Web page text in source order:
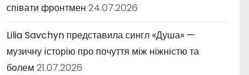
співати фронтмен 24.07.2026
Lilia Savchyn представила сингл «Душа» —
музичну історію про почуття між ніжністю та
болем 21.07.2026